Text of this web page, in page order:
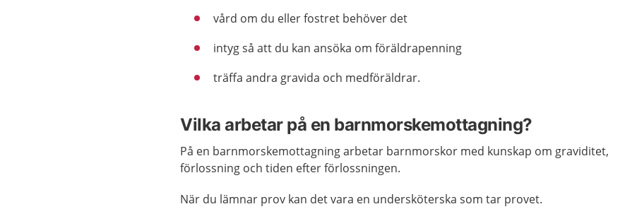
vård om du eller fostret behöver det
intyg så att du kan ansöka om föräldrapenning
träffa andra gravida och medföräldrar.
Vilka arbetar på en barnmorskemottagning?
På en barnmorskemottagning arbetar barnmorskor med kunskap om graviditet,
förlossning och tiden efter förlossningen.
När du lämnar prov kan det vara en undersköterska som tar provet.